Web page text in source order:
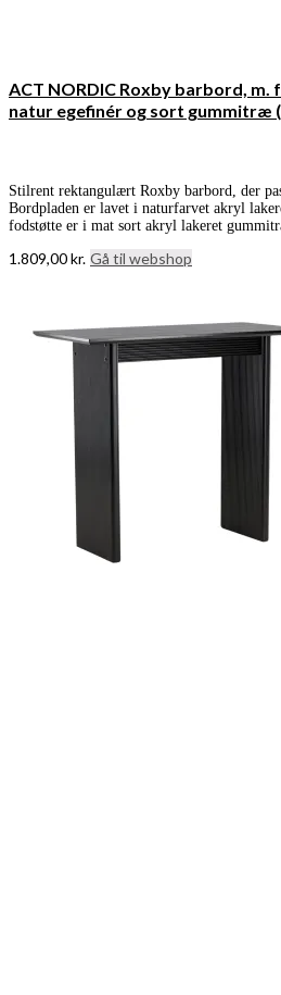
ACT NORDIC Roxby barbord,
natur egefinér og sort gummitræ
Stilrent rektangulært Roxby barbord, der
Bordpladen er lavet i naturfarvet akryl
fodstøtte er i mat sort akryl lakeret
1.809,00kr. Gå til webshop